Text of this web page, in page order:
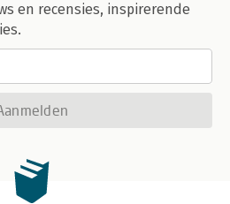
en recensies, inspirerende